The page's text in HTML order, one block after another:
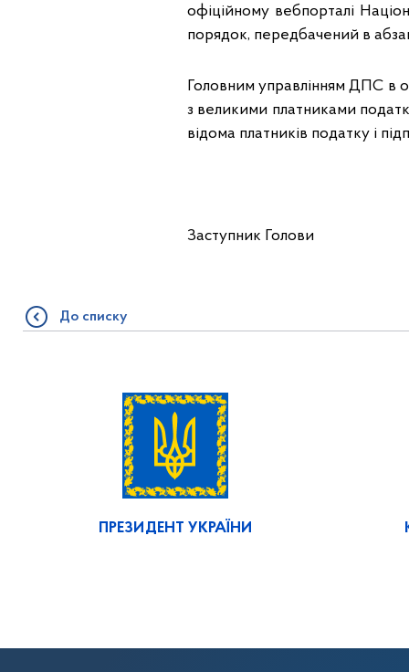
офіційному вебпорталі
порядок, передбачений в
Головним управлінням ДПС в
з великими платниками
відома платників податку і
Заступник
До списку
ПРЕЗИДЕНТ УКРАЇНИ